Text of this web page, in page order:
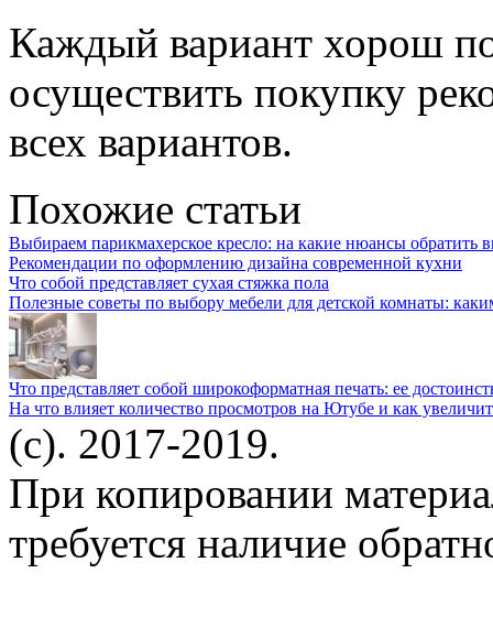
Каждый вариант хорош
осуществить покупку
всех вариантов.
Похожие статьи
Выбираем парикмахерское кресло: на какие нюансы обратить
Рекомендации по оформлению дизайна современной кухни
Что собой представляет сухая стяжка пола
Полезные советы по выбору мебели для детской комнаты:
Что представляет собой широкоформатная печать: ее
На что влияет количество просмотров на Ютубе и как
(c). 2017-2019.
При копировании
требуется наличие